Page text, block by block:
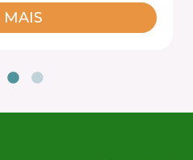
MAIS